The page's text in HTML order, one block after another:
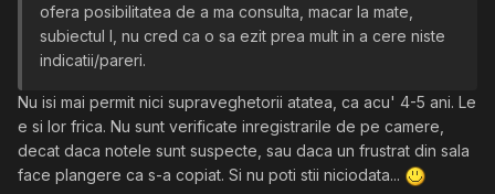
ofera posibilitatea de a ma consulta, macar la mate,
subiectul I, nu cred ca o sa ezit prea mult in a cere niste
indicatii/pareri.
Nu isi mai permit nici supraveghetorii atatea, ca acu' 4-5 ani. Le
e si lor frica. Nu sunt verificate inregistrarile de pe camere,
decat daca notele sunt suspecte, sau daca un frustrat din sala
face plangere ca s-a copiat. Si nu poti stii niciodata...